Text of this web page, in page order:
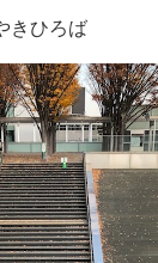
ひろば